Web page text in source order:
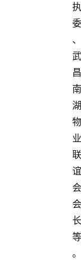
执
委
、
武
昌
南
湖
物
业
联
谊
会
会
长
等
。